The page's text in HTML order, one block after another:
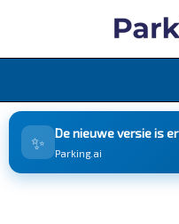
M
m
e
i
✨ De nieuwe versie is er
Parking.ai